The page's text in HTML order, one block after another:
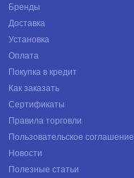
Бренды
Доставка
Установка
Оплата
Покупка в кредит
Как заказать
Сертификаты
Правила торговли
Пользовательское соглашение
Новости
Полезные статьи